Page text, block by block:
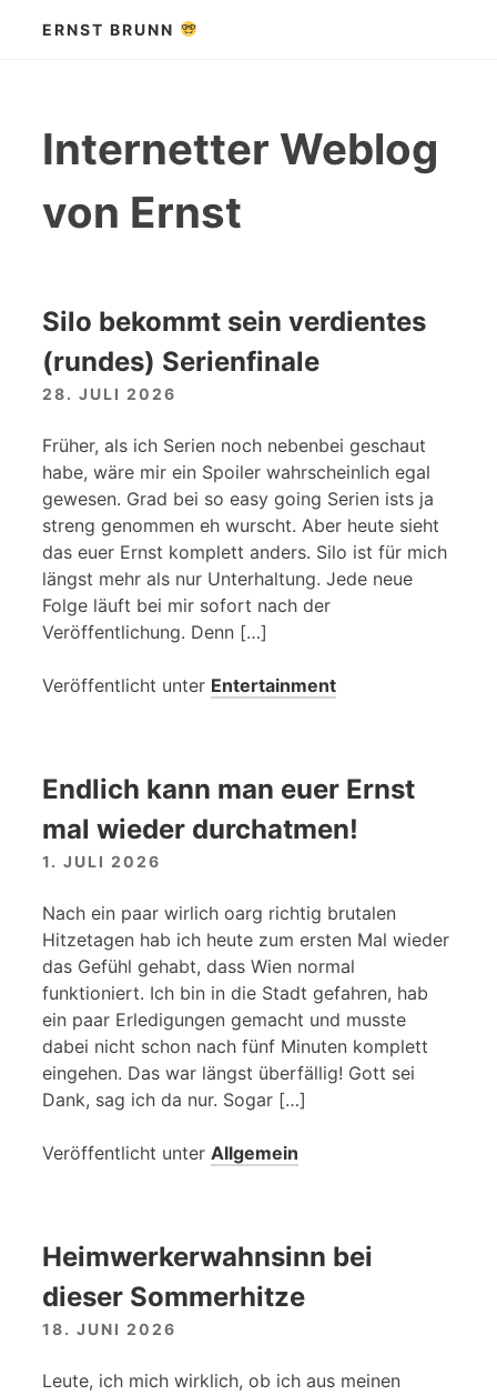
InhaltERNST BRUNN
Internetter Weblog
von Ernst
Silo bekommt sein verdientes
(rundes) Serienfinale
28. JULI 2026
Früher, als ich Serien noch nebenbei geschaut
habe, wäre mir ein Spoiler wahrscheinlich egal
gewesen. Grad bei so easy going Serien ists ja
streng genommen eh wurscht. Aber heute sieht
das euer Ernst komplett anders. Silo ist für mich
längst mehr als nur Unterhaltung. Jede neue
Folge läuft bei mir sofort nach der
Veröffentlichung. Denn […]
Veröffentlicht unter Entertainment
Endlich kann man euer Ernst
mal wieder durchatmen!
1. JULI 2026
Nach ein paar wirlich oarg richtig brutalen
Hitzetagen hab ich heute zum ersten Mal wieder
das Gefühl gehabt, dass Wien normal
funktioniert. Ich bin in die Stadt gefahren, hab
ein paar Erledigungen gemacht und musste
dabei nicht schon nach fünf Minuten komplett
eingehen. Das war längst überfällig! Gott sei
Dank, sag ich da nur. Sogar […]
Veröffentlicht unter Allgemein
Heimwerkerwahnsinn bei
dieser Sommerhitze
18. JUNI 2026
Leute, ich mich wirklich, ob ich aus meinen